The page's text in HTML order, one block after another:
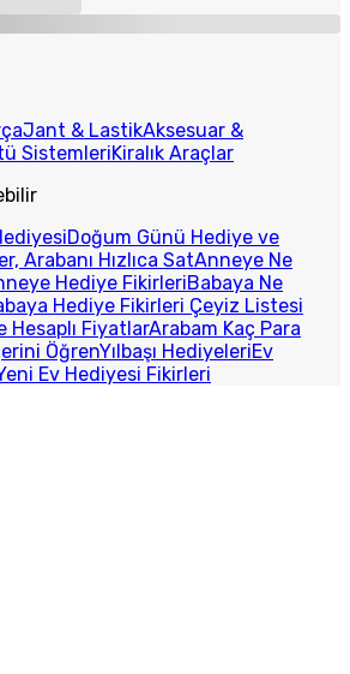
Jant & LastikAksesuar &
SistemleriKiralık Araçlar
Doğum Günü Hediye ve
Arabanı Hızlıca SatAnneye Ne
Hediye FikirleriBabaya Ne
Hediye Fikirleri Çeyiz Listesi
FiyatlarArabam Kaç Para
ÖğrenYılbaşı HediyeleriEv
Ev Hediyesi Fikirleri